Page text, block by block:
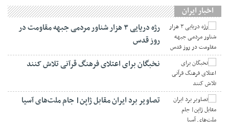
اخبار ایران
رژه دریایی ۳ هزار شناور مردمی جبهه مقاومت در
روز قدس
نخبگان برای اعتلای فرهنگ قرآنی تلاش کنند
تصاویر برد ایران مقابل ژاپن| جام ملت‌های آسیا